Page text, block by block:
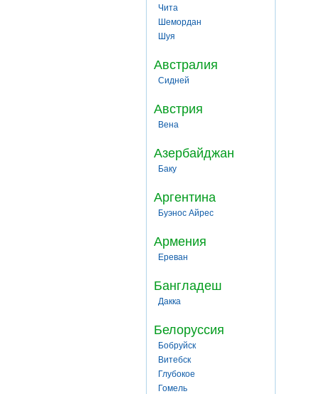
Чита
Шемордан
Шуя
Австралия
Сидней
Австрия
Вена
Азербайджан
Баку
Аргентина
Буэнос Айрес
Армения
Ереван
Бангладеш
Дакка
Белоруссия
Бобруйск
Витебск
Глубокое
Гомель